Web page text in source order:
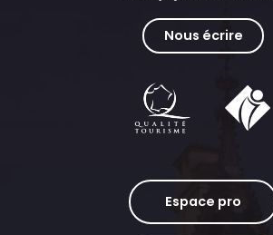
Nous écrire
Espace pro